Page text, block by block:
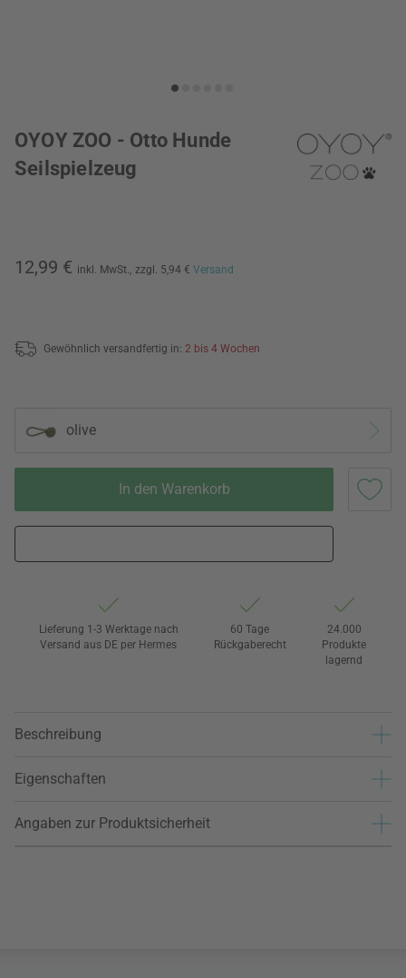
OYOY ZOO - Otto Hunde
Seilspielzeug
12,99 € inkl. MwSt., zzgl. 5,94 € Versand
Gewöhnlich versandfertig in: 2 bis 4 Wochen
olive
In den Warenkorb
Lieferung 1-3 Werktage nach
Versand aus DE per Hermes
60 Tage
Rückgaberecht
24.000
Produkte
lagernd
Beschreibung
Eigenschaften
Angaben zur Produktsicherheit